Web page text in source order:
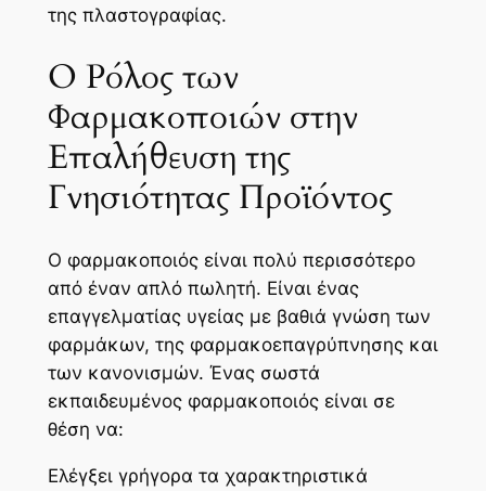
της πλαστογραφίας.
Ο Ρόλος των
Φαρμακοποιών στην
Επαλήθευση της
Γνησιότητας Προϊόντος
Ο φαρμακοποιός είναι πολύ περισσότερο
από έναν απλό πωλητή. Είναι ένας
επαγγελματίας υγείας με βαθιά γνώση των
φαρμάκων, της φαρμακοεπαγρύπνησης και
των κανονισμών. Ένας σωστά
εκπαιδευμένος φαρμακοποιός είναι σε
θέση να:
Ελέγξει γρήγορα τα χαρακτηριστικά